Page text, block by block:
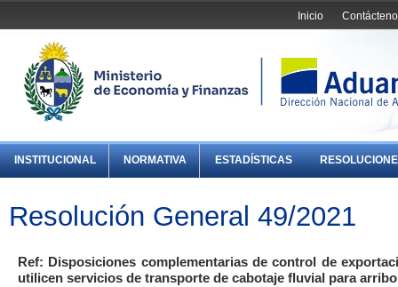
Inicio
INSTITUCIONAL NORMATIVA ESTADÍSTICAS
Resolución General 49/2021
Ref: Disposiciones complementarias de control de
utilicen servicios de transporte de cabotaje fluvial para